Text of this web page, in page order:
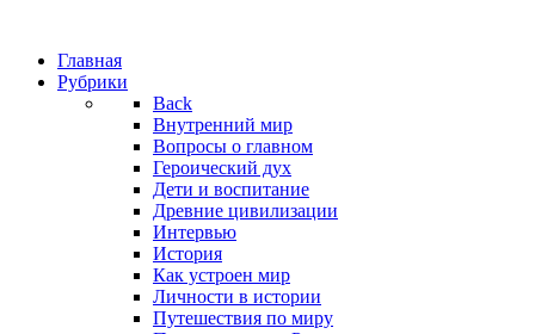
Главная
Рубрики
Back
Внутренний мир
Вопросы о главном
Героический дух
Дети и воспитание
Древние цивилизации
Интервью
История
Как устроен мир
Личности в истории
Путешествия по миру